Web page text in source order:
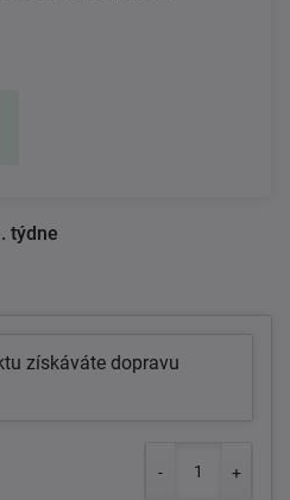
týdne
získáváte dopravu